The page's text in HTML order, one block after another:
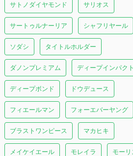
サトノダイヤモンド サリオス
サートゥルナーリア シャフリヤール
ソダシ タイトルホルダー
ダノンプレミアム ディープインパクト
ディープボンド ドウデュース
フィエールマン フォーエバーヤング
ブラストワンピース マカヒキ
メイケイエール モレイラ モーリ